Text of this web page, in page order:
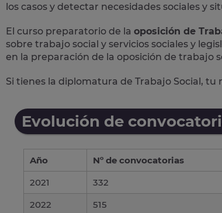
los casos y detectar necesidades sociales y
El curso preparatorio de la oposición de
sobre trabajo social y servicios sociales y
en la preparación de la oposición de trabajo
Si tienes la diplomatura de Trabajo Social, tu
Evolución de
Año Nº de convocatorias
2021
332
2022
515